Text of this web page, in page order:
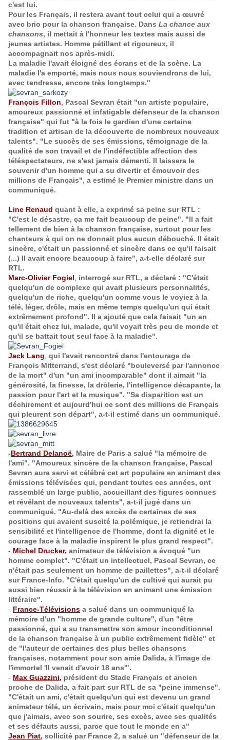
c'est lui.
Pour les Français, il restera avant tout celui qui a œuvré
avec brio pour la chanson française. Dans La chance aux
chansons, il mettait à l'honneur les textes mais aussi de
jeunes artistes. Homme pétillant et rigoureux, il
accompagnait nos après-midi.
La maladie l'avait éloigné des écrans et de la scène. La
maladie l'a emporté, mais nous nous souviendrons de lui,
avec tendresse, encore très longtemps."
François Fillon
Pascal Sevran était "un artiste populaire,
amoureux passionné et infatigable défenseur de la chanson
française" qui fut "à la fois le gardien d'une certaine
tradition et artisan de la découverte de nombreux nouveaux
talents". "Le succès de ses émissions, témoignage de la
qualité de son travail et de l'indéfectible affection des
téléspectateurs, ne s'est jamais démenti. Il laissera le
souvenir d'un homme qui a su divertir et émouvoir des
millions de Français", a estimé le Premier ministre dans un
communiqué.
Line Renaud quant à elle, a exprimé sa peine sur RTL :
"C'est le désastre, ça me fait beaucoup de peine". "Il a fait
tellement de bien à la chanson française, surtout pour les
chanteurs à qui on ne donnait plus aucun débouché. Il était
sincère, c'était un passionné et sincère dans ce qu'il faisait
(...) Il avait encore beaucoup à faire", a-t-elle déclaré sur
RTL.
Marc-Olivier Fogiel
interrogé sur RTL, a déclaré : "C'était
quelqu'un de complexe qui avait plusieurs personnalités,
quelqu'un de riche, quelqu'un comme vous le voyiez à la
télé, léger, drôle, mais en même temps quelqu'un qui était
extrêmement profond". Il a ajouté que cela faisait "un an
qu'il était chez lui, malade, qu'il voyait très peu de monde et
qu'il se battait tout seul face à la maladie".
Jack Lang qui l'avait rencontré dans l'entourage de
François Mitterrand, s'est déclaré "bouleversé par l'annonce
de la mort" d'un "un ami incomparable" dont il aimait "la
générosité, la finesse, la drôlerie, l'intelligence décapante, la
passion pour l'art et la musique". "Sa disparition est un
déchirement et aujourd'hui ce sont des millions de Français
qui pleurent son départ", a-t-il estimé dans un communiqué.
-Bertrand Delanoë, Maire de Paris a salué "la mémoire de
l'ami". "Amoureux sincère de la chanson française, Pascal
Sevran aura servi et célébré cet art populaire en animant des
émissions télévisées qui, pendant toutes ces années, ont
rassemblé un large public, accueillant des figures connues
et révélant de nouveaux talents", a-t-il jugé dans un
communiqué. "Au-delà des excès de certaines de ses
positions qui avaient suscité la polémique, je retiendrai la
sensibilité et l'intelligence de l'homme, dont la dignité et le
courage face à la maladie inspirent le plus grand respect".
- Michel Drucker, animateur de télévision a évoqué "un
homme complet". "C'était un intellectuel, Pascal Sevran, ce
n'était pas seulement un homme de paillettes", a-t-il déclaré
sur France-Info. "C'était quelqu'un de cultivé qui aurait pu
aussi bien réussir à la télévision en animant une émission
littéraire".
- France-Télévisions a salué dans un communiqué la
mémoire d'un "homme de grande culture", d'un "être
passionné, qui a su transmettre son amour inconditionnel
de la chanson française à un public extrêmement fidèle" et
de "l'auteur de certaines des plus belles chansons
françaises, notamment pour son amie Dalida, à l'image de
l'immortel 'Il venait d'avoir 18 ans'".
- Max Guazzini, président du Stade Français et ancien
proche de Dalida, a fait part sur RTL de sa "peine immense".
"C'était un ami, c'était quelqu'un qui est devenu un grand
animateur télé, un écrivain, mais pour moi c'était quelqu'un
que j'aimais, avec son sourire, ses excès, avec ses qualités
et ses défauts aussi, parce que tout le monde en a"
Jean Piat, sollicité par France 2, a salué un "défenseur de la